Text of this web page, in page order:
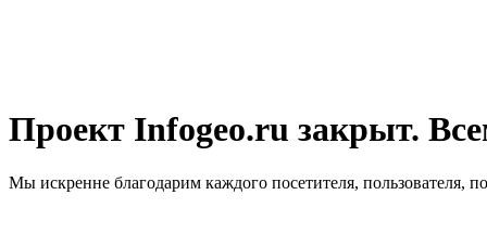
Проект Infogeo.ru закрыт.
Мы искренне благодарим каждого посетителя, пользователя,